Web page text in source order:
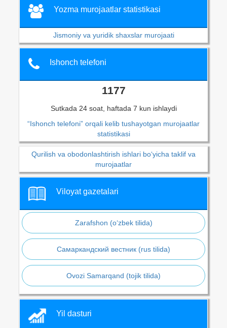
Yozma murojaatlar statistikasi
Jismoniy va yuridik shaxslar murojaati
Ishonch telefoni
1177
Sutkada 24 soat, haftada 7 kun ishlaydi
“Ishonch telefoni” orqali kelib tushayotgan murojaatlar
statistikasi
Qurilish va obodonlashtirish ishlari bo‘yicha taklif va
murojaatlar
Viloyat gazetalari
Zarafshon (o‘zbek tilida)
Самаркандский вестник (rus tilida)
Ovozi Samarqand (tojik tilida)
Yil dasturi